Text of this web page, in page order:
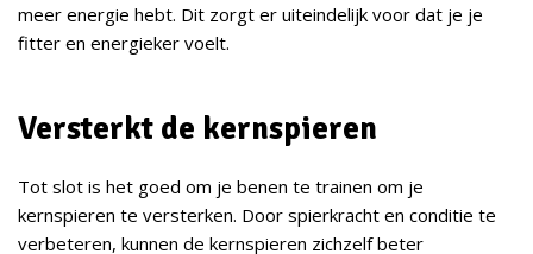
meer energie hebt. Dit zorgt er uiteindelijk voor dat je je
fitter en energieker voelt.
Versterkt de kernspieren
Tot slot is het goed om je benen te trainen om je
kernspieren te versterken. Door spierkracht en conditie te
verbeteren, kunnen de kernspieren zichzelf beter